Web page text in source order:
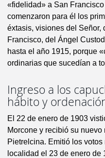
«fidelidad» a San
comenzaron para él los
éxtasis, visiones del Señor,
Francisco, del Ángel
hasta el año 1915, porque
ordinarias que sucedían a
Ingreso a los
hábito y
El 22 de enero de 1903
Morcone y recibió su nuevo
Pietrelcina. Emitió los
localidad el 23 de enero de